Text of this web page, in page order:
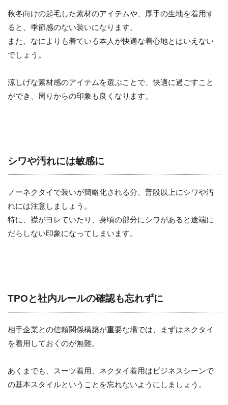
秋冬向けの起毛した素材のアイテムや、厚手の生地を着用す
ると、季節感のない装いになります。
また、なによりも着ている本人が快適な着心地とはいえない
でしょう。
涼しげな素材感のアイテムを選ぶことで、快適に過ごすこと
ができ、周りからの印象も良くなります。
シワや汚れには敏感に
ノーネクタイで装いが簡略化される分、普段以上にシワや汚
れには注意しましょう。
特に、襟がヨレていたり、身頃の部分にシワがあると途端に
だらしない印象になってしまいます。
TPOと社内ルールの確認も忘れずに
相手企業との信頼関係構築が重要な場では、まずはネクタイ
を着用しておくのが無難。
あくまでも、スーツ着用、ネクタイ着用はビジネスシーンで
の基本スタイルということを忘れないようにしましょう。